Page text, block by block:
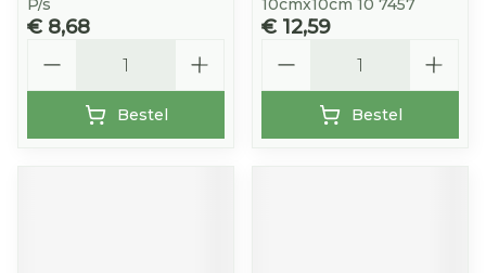
P/s
€ 8,68
Bestel
10cmx10cm 10 7457
€ 12,59
Bestel